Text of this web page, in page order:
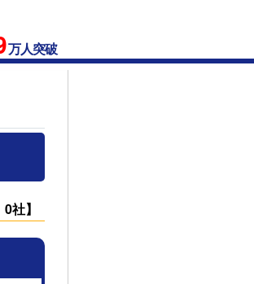
万人突破
社】